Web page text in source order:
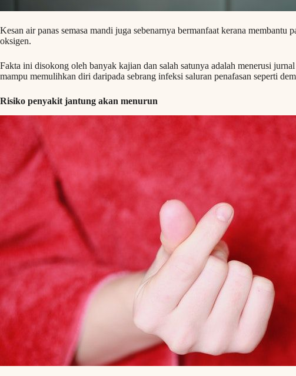
Kesan air panas semasa mandi juga sebenarnya bermanfaat kerana membantu
oksigen.
Fakta ini disokong oleh banyak kajian dan salah satunya adalah menerusi
mampu memulihkan diri daripada sebrang infeksi saluran penafasan seperti
Risiko penyakit jantung akan menurun